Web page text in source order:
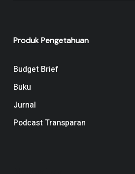
Produk Pengetahuan
Budget Brief
Buku
Jurnal
Podcast Transparan